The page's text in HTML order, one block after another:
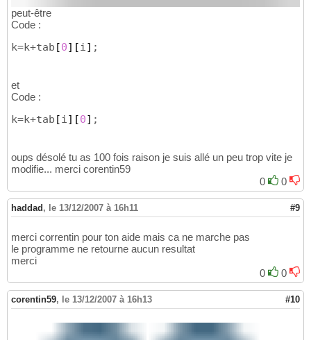
peut-être
Code :
k=k+tab [0] [i] ;
et
Code :
k=k+tab [i] [0] ;
oups désolé tu as 100 fois raison je suis allé un peu trop vite je
modifie... merci corentin59
0
0
haddad , le 13/12/2007 à 16h11 #9
merci correntin pour ton aide mais ca ne marche pas
le programme ne retourne aucun resultat
merci
0
0
corentin59, le 13/12/2007 à 16h13 #10